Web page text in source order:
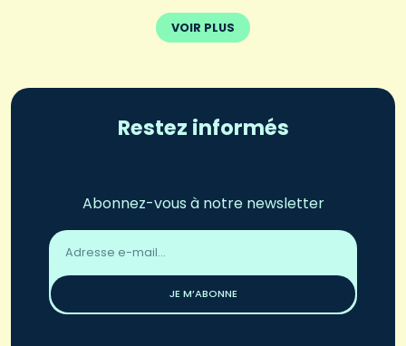
VOIR PLUS
Restez informés
Abonnez-vous à notre newsletter
Adresse
email
JE M’ABONNE